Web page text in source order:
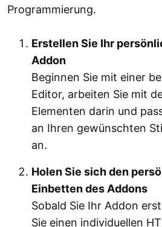
Programmierung.
Erstellen Sie Ihr
Addon
Beginnen Sie mit einer
Editor, arbeiten Sie mit
Elementen darin und
an Ihren gewünschten
an.
Holen Sie sich den
Einbetten des Addons
Sobald Sie Ihr Addon
Sie einen individuellen